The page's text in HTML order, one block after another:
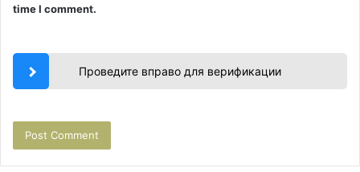
time I comment.
Проведите вправо для верификации